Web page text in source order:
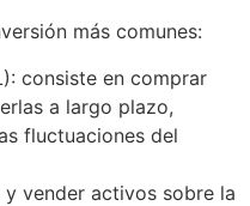
más comunes:
consiste en comprar
a largo plazo,
fluctuaciones del
vender activos sobre la